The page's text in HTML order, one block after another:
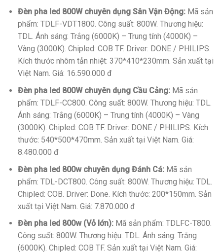
Đèn pha led 800W chuyên dụng Sân Vận Động:Mã sản
phẩm: TDLF-VDT1800. Công suất: 800W. Thương hiệu:
TDL. Ánh sáng: Trắng (6000K) – Trung tính (4000K) –
Vàng (3000K). Chipled: COB TF. Driver: DONE / PHILIPS.
Kích thước nhôm tản nhiệt: 370*410*230mm. Sản xuất tại
Việt Nam. Giá: 16.590.000 đ
Đèn pha led 800W chuyên dụng Cầu Cảng:Mã sản
phẩm: TDLF-CC800. Công suất: 800W. Thương hiệu: TDL.
Ánh sáng: Trắng (6000K) – Trung tính (4000K) – Vàng
(3000K). Chipled: COB TF. Driver: DONE / PHILIPS. Kích
thước: 540*500*470mm. Sản xuất tại Việt Nam. Giá:
8.480.000 đ
Đèn pha led 800w chuyên dụng Đánh Cá:Mã sản
phẩm: TDL-DCT800. Công suất: 800W. Thương hiệu: TDL.
Chipled: COB. Driver: Done. Kích thước: 200*150mm. Sản
xuất tại Việt Nam. Giá: 7.870.000 đ
Đèn pha led 800w (Vỏ lớn):Mã sản phẩm: TDLFC-T800.
Công suất: 800W. Thương hiệu: TDL. Ánh sáng: Trắng
(6000K). Chipled: COB TF. Sản xuất tại Việt Nam. Giá: